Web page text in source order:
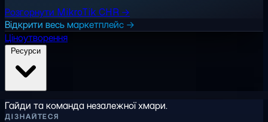
Розгорнути MikroTik CHR →
Відкрити весь маркетплейс →
Ціноутворення
Гайди та команда незалежної хмари.
ДІЗНАЙТЕСЯ